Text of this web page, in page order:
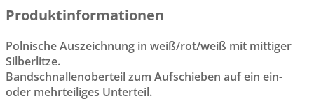
Produktinformationen
Polnische Auszeichnung in weiß/rot/weiß mit mittiger
Silberlitze.
Bandschnallenoberteil zum Aufschieben auf ein ein-
oder mehrteiliges Unterteil.